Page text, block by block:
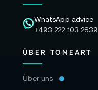
WhatsApp advice
+493 222 103 2839
ÜBER TONEART
Über uns